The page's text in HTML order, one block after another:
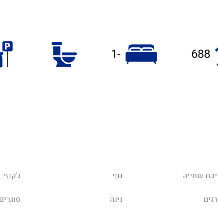
688
-1
שחייה נוף ג'קוזי
גינה